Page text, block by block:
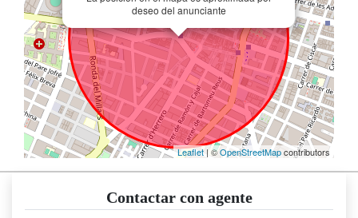
deseo del anunciante
Leaflet| ©OpenStreetMapcontributors
Contactar con agente